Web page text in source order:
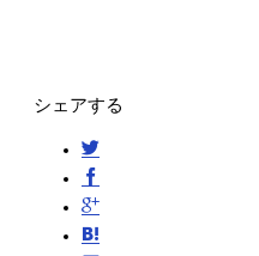
シェアする